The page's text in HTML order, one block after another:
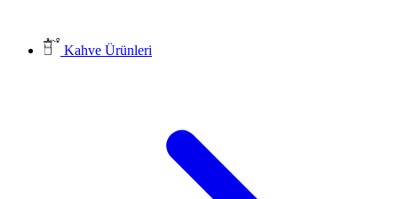
Kahve Ürünleri